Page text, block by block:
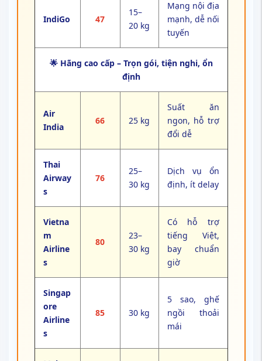
IndiGo 47
15–
20 kg
Mạng nội địa
mạnh, dễ nối
tuyến
🌟 Hãng cao cấp – Trọn gói, tiện nghi, ổn
định
Air
India
66 25 kg
Suất ăn
ngon, hỗ trợ
đổi dễ
Thai
Airway
s
76
25–
30 kg
Dịch vụ ổn
định, ít delay
Vietna
m
Airline
s
80
23–
30 kg
Có hỗ trợ
tiếng Việt,
bay chuẩn
giờ
Singap
ore
Airline
s
85 30 kg
5 sao, ghế
ngồi thoải
mái